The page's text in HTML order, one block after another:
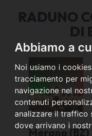
Abbiamo a
Noi usiamo i
tracciamento per
navigazione nel
contenuti
analizzare il traffico
dove arrivano i
RADUNO
DI
Merano (BZ)